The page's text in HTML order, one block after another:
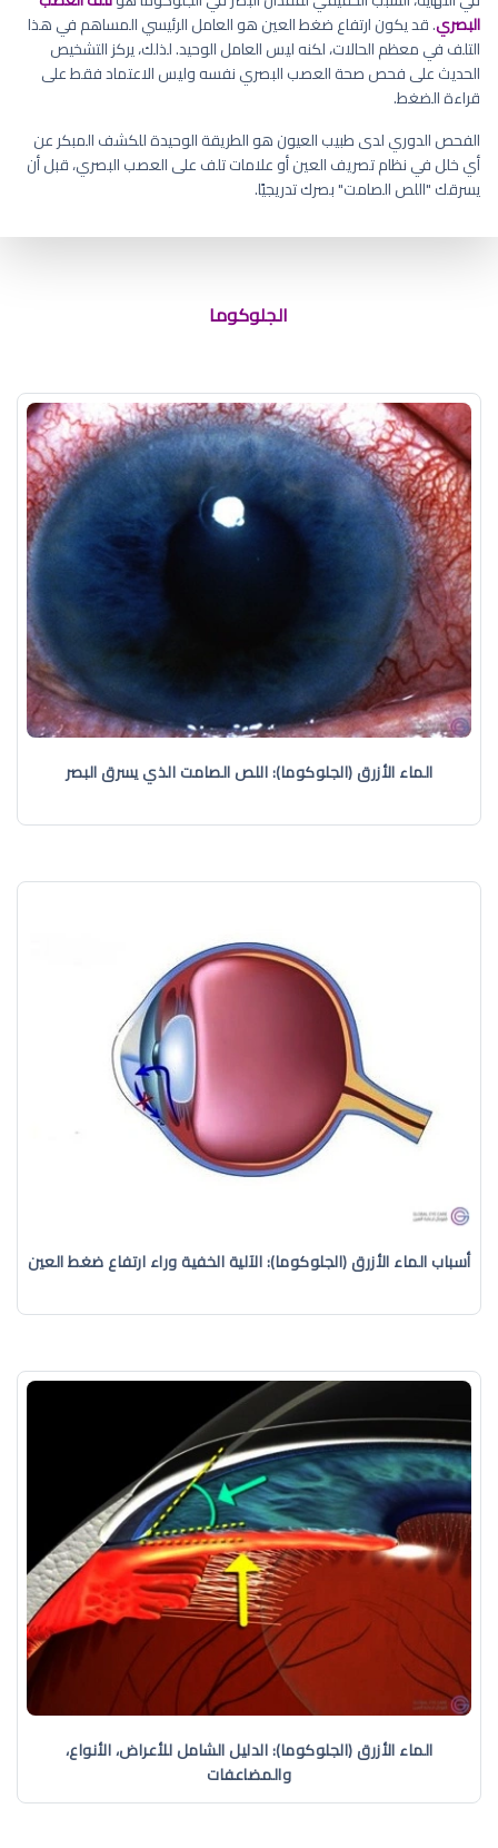
البصري. قد يكون ارتفاع ضغط العين هو العامل الرئيسي المساهم في هذا
التلف في معظم الحالات، لكنه ليس العامل الوحيد. لذلك، يركز التشخيص
الحديث على فحص صحة العصب البصري نفسه وليس الاعتماد فقط على
قراءة الضغط.
الفحص الدوري لدى طبيب العيون هو الطريقة الوحيدة للكشف المبكر عن
أي خلل في نظام تصريف العين أو علامات تلف على العصب البصري، قبل أن
يسرقك "اللص الصامت" بصرك تدريجيًا.
الجلوكوما
الماء الأزرق (الجلوكوما): اللص الصامت الذي يسرق البصر
أسباب الماء الأزرق (الجلوكوما): الآلية الخفية وراء ارتفاع ضغط العين
الماء الأزرق (الجلوكوما): الدليل الشامل للأعراض، الأنواع،
والمضاعفات